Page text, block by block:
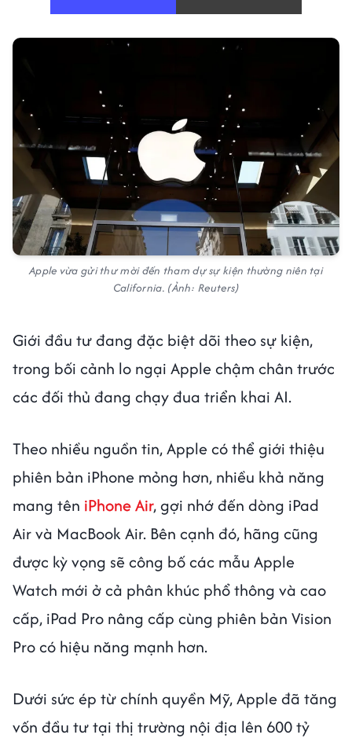
Apple vừa gửi thư mời đến tham dự sự kiện thường niên tại
California. (Ảnh: Reuters)
Giới đầu tư đang đặc biệt dõi theo sự kiện,
trong bối cảnh lo ngại Apple chậm chân trước
các đối thủ đang chạy đua triển khai AI.
Theo nhiều nguồn tin, Apple có thể giới thiệu
phiên bản iPhone mỏng hơn, nhiều khả năng
mang tên iPhone Air, gợi nhớ đến dòng iPad
Air và MacBook Air. Bên cạnh đó, hãng cũng
được kỳ vọng sẽ công bố các mẫu Apple
Watch mới ở cả phân khúc phổ thông và cao
cấp, iPad Pro nâng cấp cùng phiên bản Vision
Pro có hiệu năng mạnh hơn.
Dưới sức ép từ chính quyền Mỹ, Apple đã tăng
vốn đầu tư tại thị trường nội địa lên 600 tỷ